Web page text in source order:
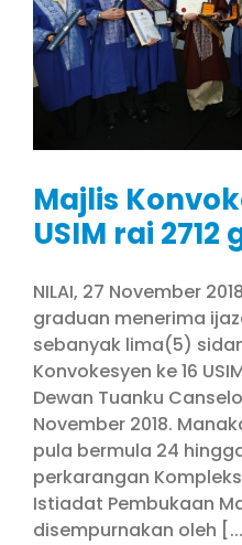
Majlis
USIM rai
NILAI, 27 November
graduan menerima
sebanyak lima(5)
Konvokesyen ke 16
Dewan Tuanku
November 2018.
pula bermula 24
perkarangan
Istiadat Pembukaan
disempurnakan oleh